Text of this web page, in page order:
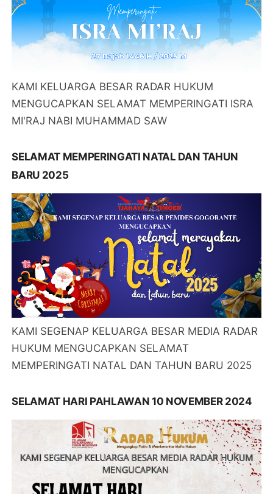
KAMI KELUARGA BESAR RADAR HUKUM
MENGUCAPKAN SELAMAT MEMPERINGATI ISRA
MI'RAJ NABI MUHAMMAD SAW
SELAMAT MEMPERINGATI NATAL DAN TAHUN
BARU 2025
KAMI SEGENAP KELUARGA BESAR MEDIA RADAR
HUKUM MENGUCAPKAN SELAMAT
MEMPERINGATI NATAL DAN TAHUN BARU 2025
SELAMAT HARI PAHLAWAN 10 NOVEMBER 2024